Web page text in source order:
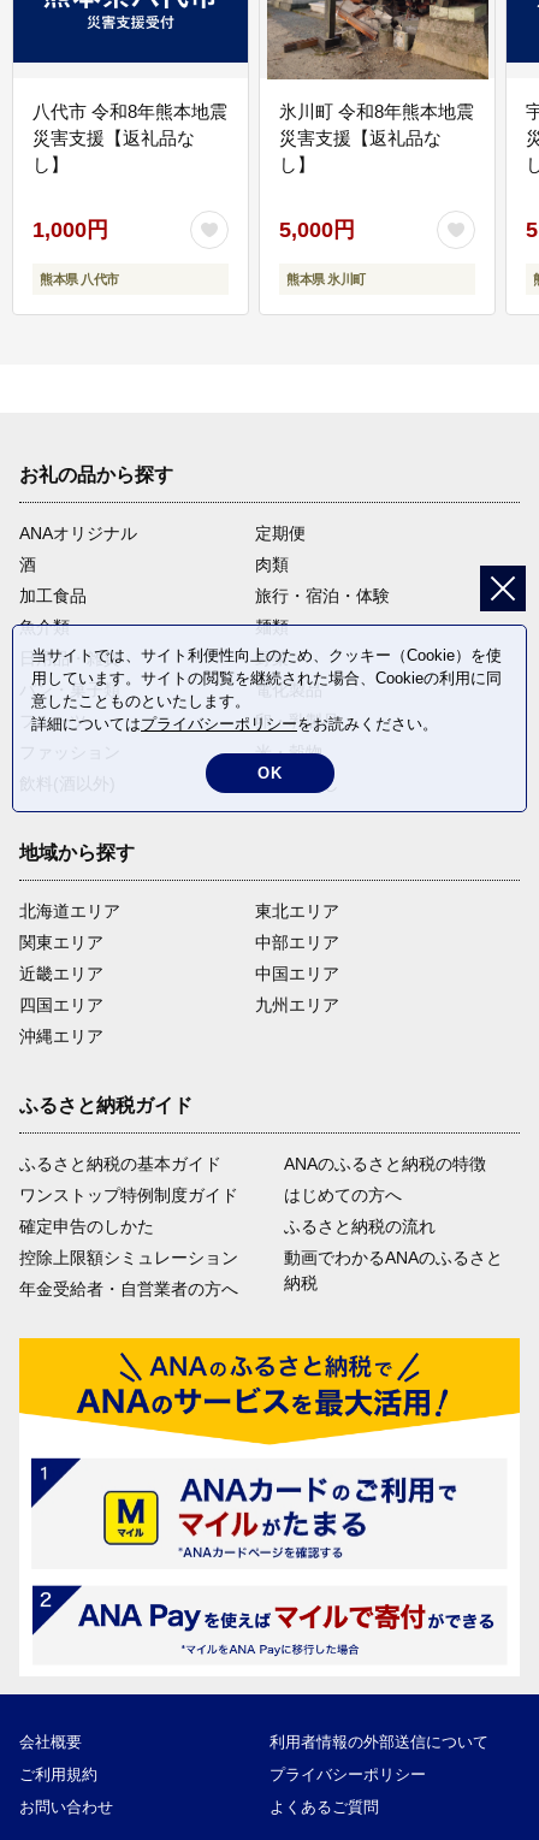
八代市 令和8年熊本地震
災害支援【返礼品な
し】
1,000円
熊本県 八代市
氷川町 令和8年熊本地震
災害支援【返礼品な
し】
5,000円
熊本県 氷川町
お礼の品から探す
ANAオリジナル
定期便
酒
肉類
加工食品
旅行・宿泊・体験
魚介類
麺類
日用品・雑貨
野菜
パン・菓子類
電化製品
フルーツ
卵・乳製品
米・穀物
返礼品なし
地域から探す
北海道エリア
関東エリア
近畿エリア
四国エリア
沖縄エリア
東北エリア
中部エリア
中国エリア
九州エリア
ふるさと納税ガイド
ふるさと納税の基本ガイド
ワンストップ特例制度ガイド
確定申告のしかた
控除上限額シミュレーション
年金受給者・自営業者の方へ
ANAのふるさと納税の特徴
はじめての方へ
ふるさと納税の流れ
動画でわかるANAのふるさと
納税
会社概要
利用者情報の外部送信について
ご利用規約
プライバシーポリシー
お問い合わせ
よくあるご質問
当サイトでは、サイト利便性向上のため、クッキー（Cookie）を使
用しています。サイトの閲覧を継続された場合、Cookieの利用に同
意したことものといたします。
詳細についてはプライバシーポリシーをお読みください。
OK